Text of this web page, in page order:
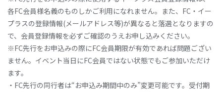
各FC会員様名義のものしかご利用になれません。また、FC・イー
プラスの登録情報(メールアドレス等)が異なると落選となりますの
で、会員登録情報を必ずご確認のうえお申し込みください。
※FC先行をお申込みの際にFC会員期限が有効であれば問題ござい
ません。イベント当日にFC会員ではない状態でもご参加いただけ
ます。
・FC先行の同行者は“お申込み期間中のみ”変更可能です。受付期